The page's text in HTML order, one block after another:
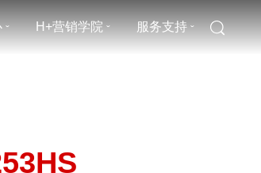
ˇ H+营销学院 ˇ 服务支持 ˇ